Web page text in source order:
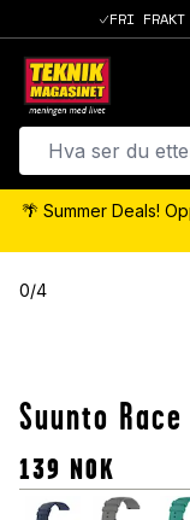
FRI
🌴 Summer Deals!
0/4
Suunto
139 NOK